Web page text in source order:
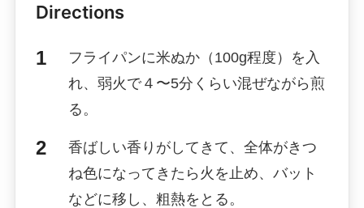
Directions
フライパンに米ぬか（100g程度）を入
れ、弱火で４〜5分くらい混ぜながら煎
る。
香ばしい香りがしてきて、全体がきつ
ね色になってきたら火を止め、バット
などに移し、粗熱をとる。